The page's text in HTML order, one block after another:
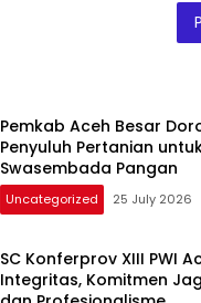
Pemkab Aceh Besar
Penyuluh Pertanian
Swasembada Pangan
Uncategorized 25 July 2026
SC Konferprov XIII PWI
Integritas, Komitmen